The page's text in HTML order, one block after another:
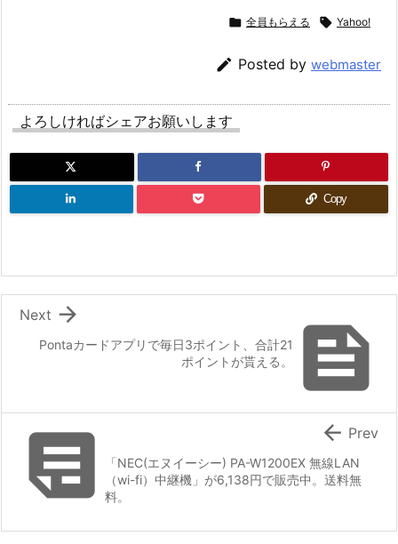
 全員もらえる  Yahoo!
 Posted by webmaster
よろしければシェアお願いします
Copy

Pontaカードアプリで毎日3ポイント、合計21
ポイントが貰える。

Next

「NEC(エヌイーシー) PA-W1200EX 無線LAN
（wi-fi）中継機」が6,138円で販売中。送料無
料。
 Prev